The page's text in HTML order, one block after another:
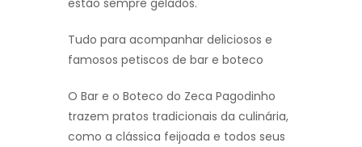
Tudo para acompanhar deliciosos e
famosos petiscos de bar e boteco
O Bar e o Boteco do Zeca Pagodinho
trazem pratos tradicionais da culinária,
como a clássica feijoada e todos seus